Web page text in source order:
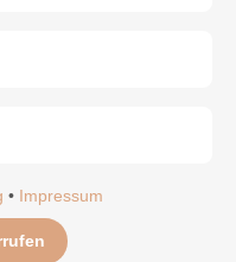
• Impressum